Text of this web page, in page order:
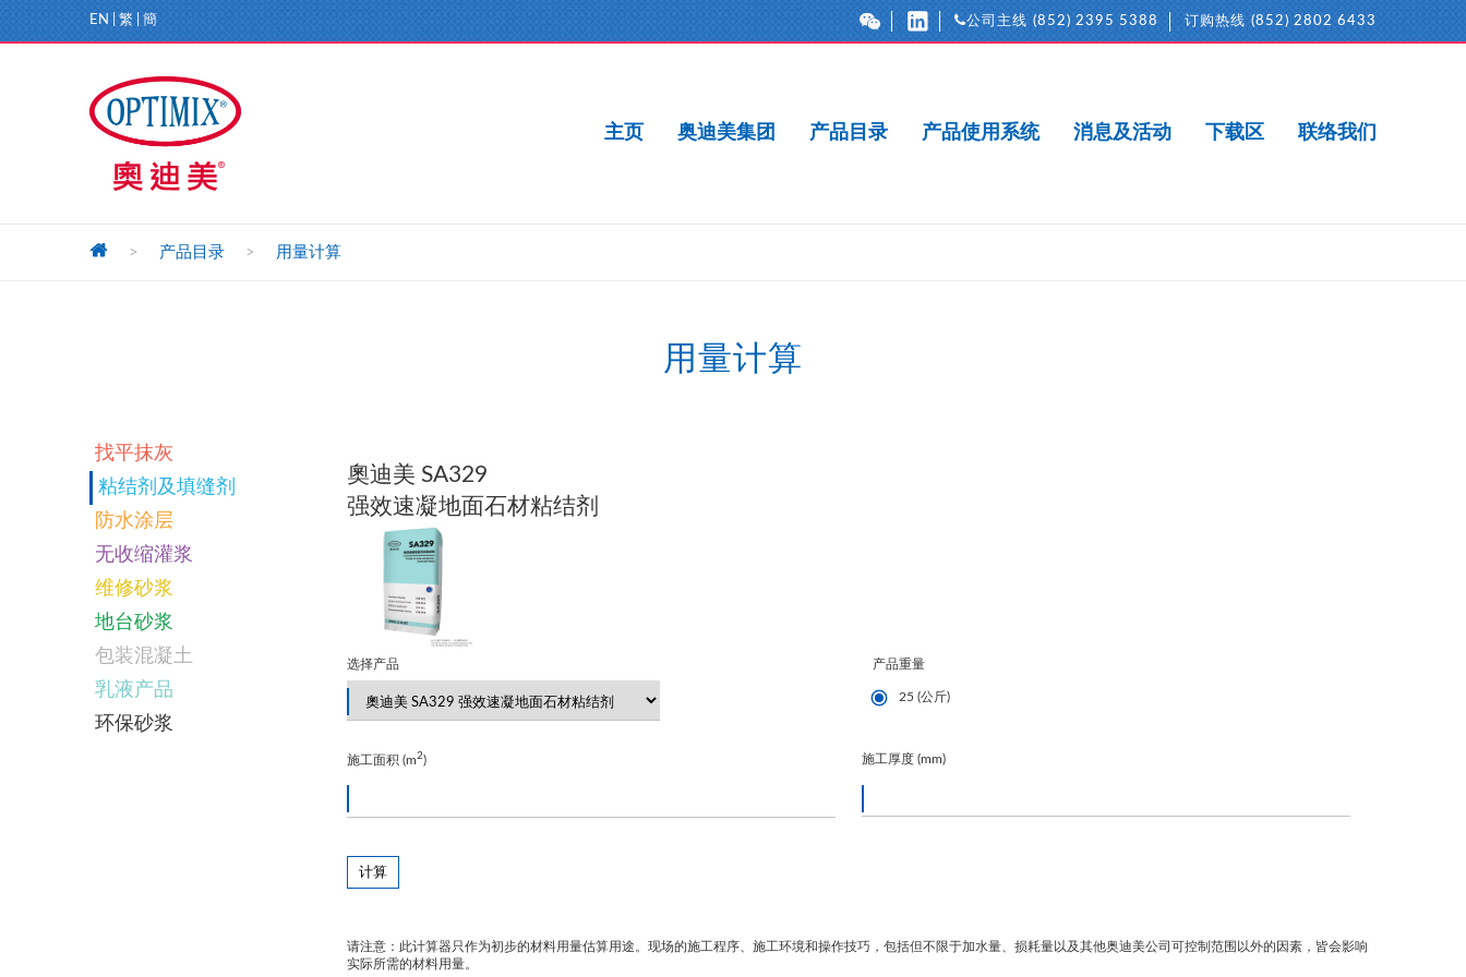
EN 繁 簡 公司主线 (852) 2395 5388 订购热线 (852) 2802 6433
主页 奥迪美集团 产品目录 产品使用系统 消息及活动 下载区 联络我们
> 产品目录 > 用量计算
用量计算
找平抹灰
粘结剂及填缝剂
防水涂层
无收缩灌浆
维修砂浆
地台砂浆
包装混凝土
乳液产品
环保砂浆
奧迪美 SA329
强效速凝地面石材粘结剂
选择产品 产品重量
25 (公斤)
施工面积 (m2) 施工厚度 (mm)
计算
请注意：此计算器只作为初步的材料用量估算用途。现场的施工程序、施工环境和操作技巧，包括但不限于加水量、损耗量以及其他奥迪美公司可控制范围以外的因素，皆会影响
实际所需的材料用量。